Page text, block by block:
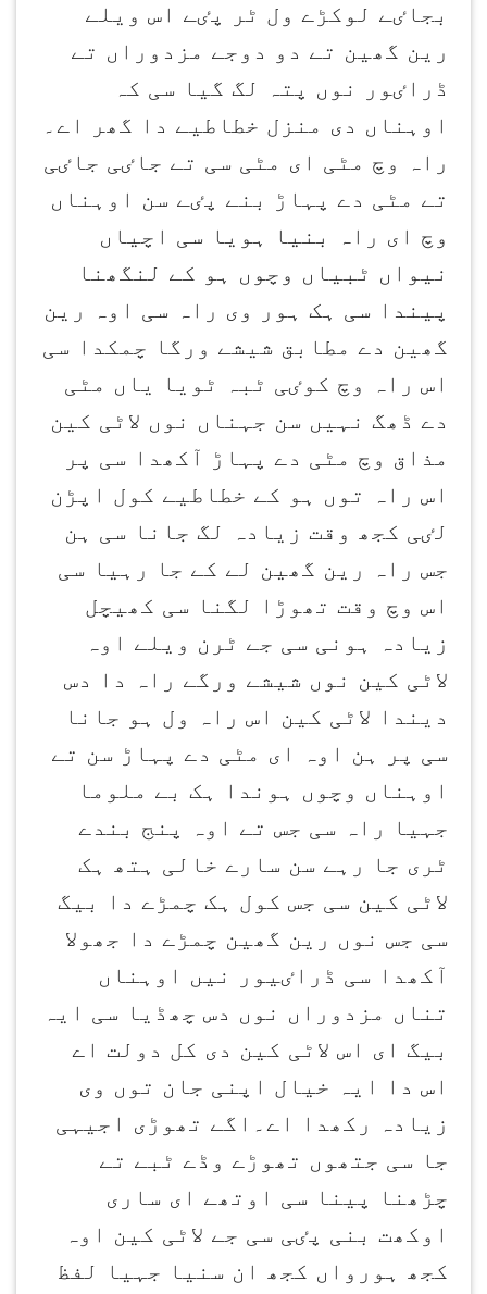
بجاٸے لوکڑے ول ٹر پٸے اس ویلے
رین گھین تے دو دوجے مزدوراں تے
ڈراٸور نوں پتہ لگ گیا سی کہ
اوہناں دی منزل خطاطیے دا گھر اے۔
راہ وچ مٹی ای مٹی سی تے جاٸی جاٸی
تے مٹی دے پہاڑ بنے پٸے سن اوہناں
وچ ای راہ بنیا ہویا سی اچیاں
نیواں ٹبیاں وچوں ہو کے لنگھنا
پیندا سی ہک ہور وی راہ سی اوہ رین
گھین دے مطابق شیشے ورگا چمکدا سی
اس راہ وچ کوٸی ٹبہ ٹویا یاں مٹی
دے ڈھگ نہیں سن جہناں نوں لاٹی کین
مذاق وچ مٹی دے پہاڑ آکھدا سی پر
اس راہ توں ہو کے خطاطیے کول اپڑن
لٸی کجھ وقت زیادہ لگ جانا سی ہن
جس راہ رین گھین لے کے جا رہیا سی
اس وچ وقت تھوڑا لگنا سی کھیچل
زیادہ ہونی سی جے ٹرن ویلے اوہ
لاٹی کین نوں شیشے ورگے راہ دا دس
دیندا لاٹی کین اس راہ ول ہو جانا
سی پر ہن اوہ ای مٹی دے پہاڑ سن تے
اوہناں وچوں ہوندا ہک بے ملوما
جہیا راہ سی جس تے اوہ پنج بندے
ٹری جا رہے سن سارے خالی ہتھ ہک
لاٹی کین سی جس کول ہک چمڑے دا بیگ
سی جس نوں رین گھین چمڑے دا جھولا
آکھدا سی ڈراٸیور نیں اوہناں
تناں مزدوراں نوں دس چھڈیا سی ایہ
بیگ ای اس لاٹی کین دی کل دولت اے
اس دا ایہ خیال اپنی جان توں وی
زیادہ رکھدا اے۔اگے تھوڑی اجیہی
جا سی جتھوں تھوڑے وڈے ٹبے تے
چڑھنا پینا سی اوتھے ای ساری
اوکھت بنی پٸی سی جے لاٹی کین اوہ
کجھ ہورواں کجھ ان سنیا جہیا لفظ